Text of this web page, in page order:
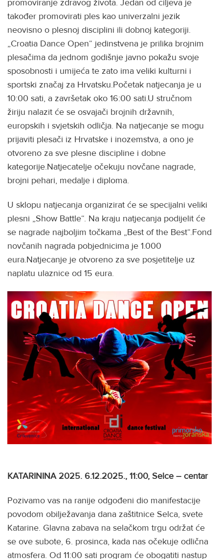
promoviranje zdravog života. Jedan od ciljeva je
također promovirati ples kao univerzalni jezik
neovisno o plesnoj disciplini ili dobnoj kategoriji.
„Croatia Dance Open“ jedinstvena je prilika brojnim
plesačima da jednom godišnje javno pokažu svoje
sposobnosti i umijeća te zato ima veliki kulturni i
sportski značaj za Hrvatsku.Početak natjecanja je u
10:00 sati, a završetak oko 16:00 sati.U stručnom
žiriju nalazit će se osvajači brojnih državnih,
europskih i svjetskih odličja. Na natjecanje se mogu
prijaviti plesači iz Hrvatske i inozemstva, a ono je
otvoreno za sve plesne discipline i dobne
kategorije.Natjecatelje očekuju novčane nagrade,
brojni pehari, medalje i diploma.
U sklopu natjecanja organizirat će se specijalni veliki
plesni „Show Battle“. Na kraju natjecanja podijelit će
se nagrade najboljim točkama „Best of the Best“.Fond
novčanih nagrada pobjednicima je 1.000
eura.Natjecanje je otvoreno za sve posjetitelje uz
naplatu ulaznice od 15 eura.
KATARININA 2025. 6.12.2025., 11:00, Selce – centar
Pozivamo vas na ranije odgođeni dio manifestacije
povodom obilježavanja dana zaštitnice Selca, svete
Katarine. Glavna zabava na selačkom trgu održat će
se ove subote, 6. prosinca, kada nas očekuje odlična
atmosfera. Od 11:00 sati program će obogatiti nastup